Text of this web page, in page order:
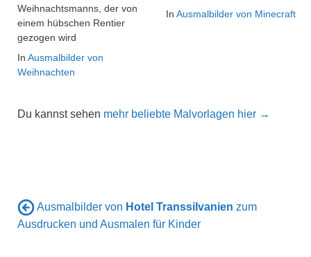
Weihnachtsmanns, der von
einem hübschen Rentier
gezogen wird
In Ausmalbilder von
Weihnachten
In Ausmalbilder von Minecraft
Du kannst sehen mehr beliebte Malvorlagen hier →
Ausmalbilder von Hotel Transsilvanien zum
Ausdrucken und Ausmalen für Kinder